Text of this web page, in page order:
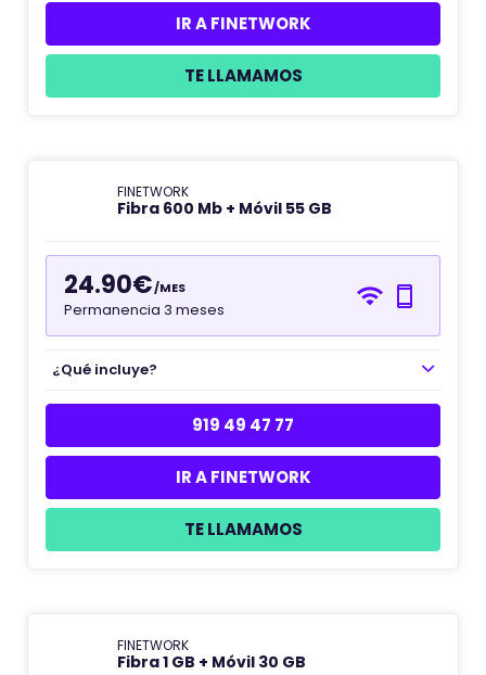
IR A FINETWORK
TE LLAMAMOS
FINETWORK
Fibra 600 Mb + Móvil 55 GB
24.90€/MES
Permanencia 3 meses
¿Qué incluye?
919 49 47 77
IR A FINETWORK
TE LLAMAMOS
FINETWORK
Fibra 1 GB + Móvil 30 GB